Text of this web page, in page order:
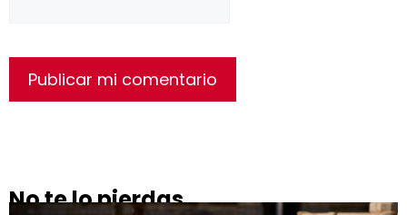
No te lo pierdas